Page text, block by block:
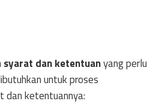
syarat dan ketentuanyang perlu
untuk proses
dan ketentuannya: